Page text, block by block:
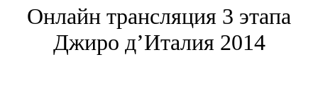
Онлайн трансляция 3 этапа
Джиро д’Италия 2014